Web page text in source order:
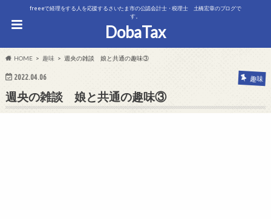
freeeで経理をする人を応援するさいたま市の公認会計士・税理士 土橋宏章のブログで
す。
DobaTax
HOME 趣味 週央の雑談 娘と共通の趣味③
2022.04.06 趣味
週央の雑談 娘と共通の趣味③